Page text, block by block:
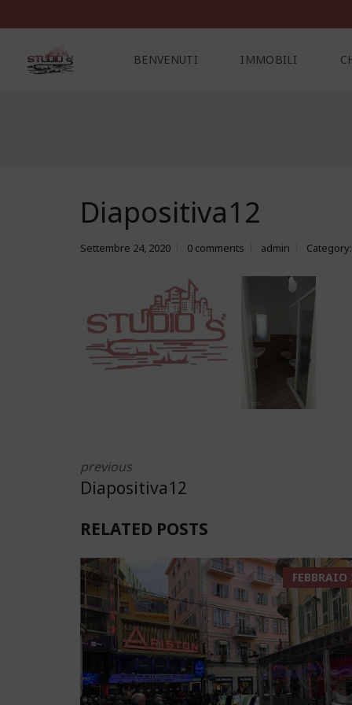
BENVENUTI IMMOBILI
Diapositiva12
Settembre 24, 2020 0 comments admin Category:
previous
Diapositiva12
RELATED POSTS
FEBBRAIO